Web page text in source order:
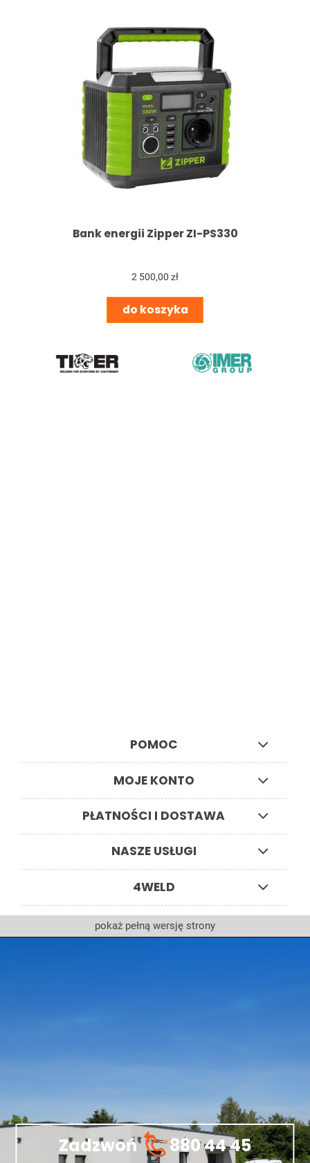
Bank energii Zipper ZI-PS330
2 500,00 zł
do koszyka
POMOC
MOJE KONTO
PŁATNOŚCI I DOSTAWA
NASZE USŁUGI
4WELD
pokaż pełną wersję strony
Zadzwoń
880 44 45